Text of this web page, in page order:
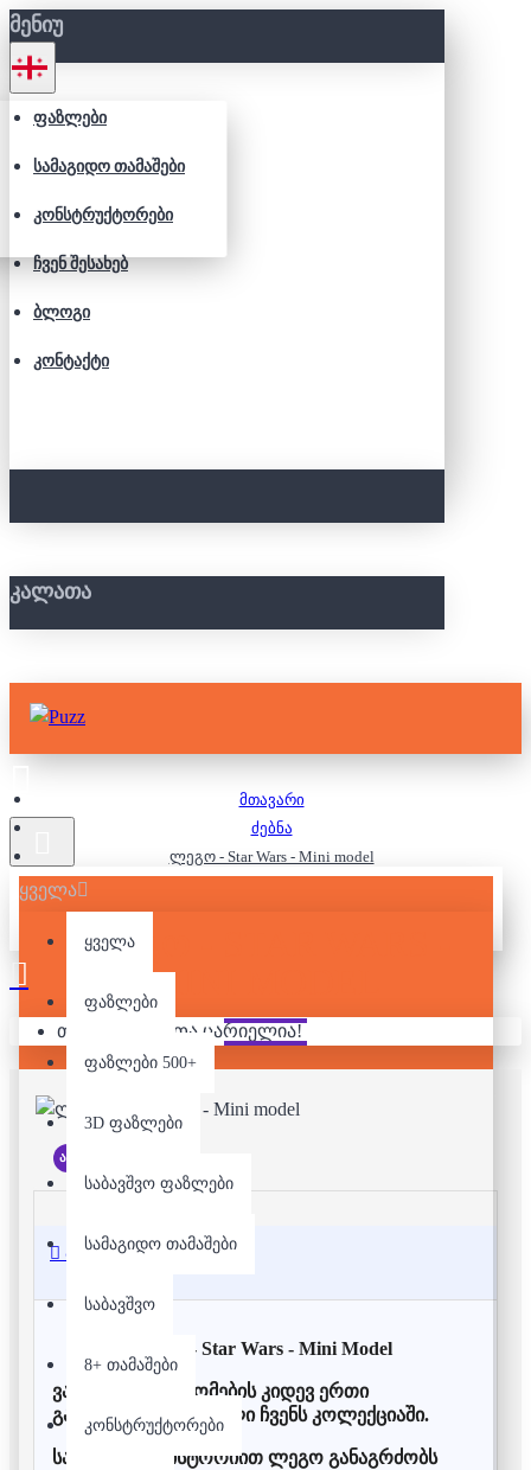
ᲛᲔᲜᲘᲣ
ᲤᲐᲖᲚᲔᲑᲘ
ᲡᲐᲛᲐᲒᲘᲓᲝ ᲗᲐᲛᲐᲨᲔᲑᲘ
ᲙᲝᲜᲡᲢᲠᲣᲥᲢᲝᲠᲔᲑᲘ
ᲩᲕᲔᲜ ᲨᲔᲡᲐᲮᲔᲑ
ᲑᲚᲝᲒᲘ
ᲙᲝᲜᲢᲐᲥᲢᲘ
ᲙᲐᲚᲐᲗᲐ
ყველა
ყველა
ფაზლები
ფაზლები 500+
3D ფაზლები
საბავშვო ფაზლები
სამაგიდო თამაშები
საბავშვო
8+ თამაშები
კონსტრუქტორები
თქვენი კალათა ცარიელია!
მთავარი
ძებნა
ლეგო - Star Wars - Mini model
ᲚᲔᲒᲝ - STAR WARS -
MINI MODEL
არ არის მარაგში
აღწერა
ლეგო - Star Wars - Mini Model
ვარსკვლავური ომების კიდევ ერთი
გამორჩეული მოდელი ჩვენს კოლექციაში.
საუკუნოვანი ისტორიით ლეგო განაგრძობს